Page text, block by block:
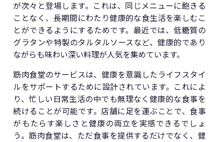
が次々と登場します。これは、同じメニューに飽きる
ことなく、長期間にわたり健康的な食生活を楽しむこ
とができるようにするためです。最近では、低糖質の
グラタンや特製のタルタルソースなど、健康的であり
ながらも味わい深い料理が人気を集めています。
筋肉食堂のサービスは、健康を意識したライフスタイ
ルをサポートするために設計されています。これによ
り、忙しい日常生活の中でも無理なく健康的な食事を
続けることが可能です。店舗に足を運ぶことで、食事
がもたらす楽しさと健康の両立を実感できるでしょ
う。筋肉食堂は、ただ食事を提供するだけでなく、健